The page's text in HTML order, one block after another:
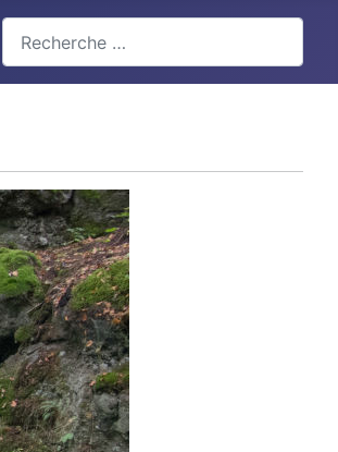
Type 2 or more characters for results.